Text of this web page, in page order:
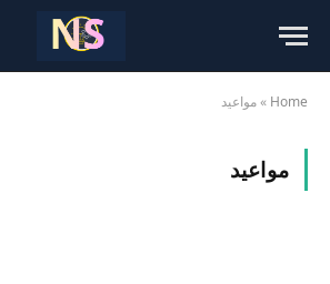
Home
»مواعيد
مواعيد